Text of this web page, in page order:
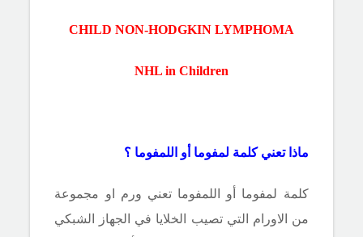
CHILD NON-HODGKIN LYMPHOMA
NHL in Children
ماذا تعني كلمة لمفوما أو اللمفوما ؟
كلمة لمفوما أو اللمفوما تعني ورم او مجموعة
من الاورام التي تصيب الخلايا في الجهاز الشبكي